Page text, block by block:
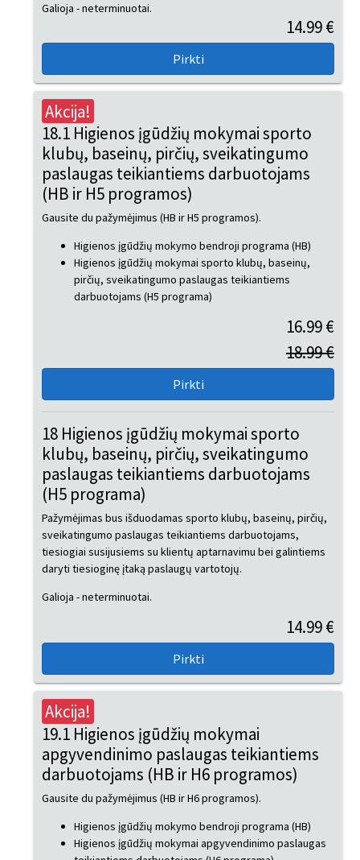
Galioja - neterminuotai.
14.99 €
18 Higienos įgūdžių mokymai sporto
klubų, baseinų, pirčių, sveikatingumo
paslaugas teikiantiems darbuotojams
(H5 programa)
Pažymėjimas bus išduodamas sporto klubų, baseinų, pirčių,
sveikatingumo paslaugas teikiantiems darbuotojams,
tiesiogiai susijusiems su klientų aptarnavimu bei galintiems
daryti tiesioginę įtaką paslaugų vartotojų.
Galioja - neterminuotai.
14.99 €
Akcija!
18.1 Higienos įgūdžių mokymai sporto
klubų, baseinų, pirčių, sveikatingumo
paslaugas teikiantiems darbuotojams
(HB ir H5 programos)
Gausite du pažymėjimus (HB ir H5 programos).
Higienos įgūdžių mokymo bendroji programa (HB)
Higienos įgūdžių mokymai sporto klubų, baseinų,
pirčių, sveikatingumo paslaugas teikiantiems
darbuotojams (H5 programa)
16.99 €
18.99 €
Akcija!
19.1 Higienos įgūdžių mokymai
apgyvendinimo paslaugas teikiantiems
darbuotojams (HB ir H6 programos)
Gausite du pažymėjimus (HB ir H6 programos).
Higienos įgūdžių mokymo bendroji programa (HB)
Higienos įgūdžių mokymai apgyvendinimo paslaugas